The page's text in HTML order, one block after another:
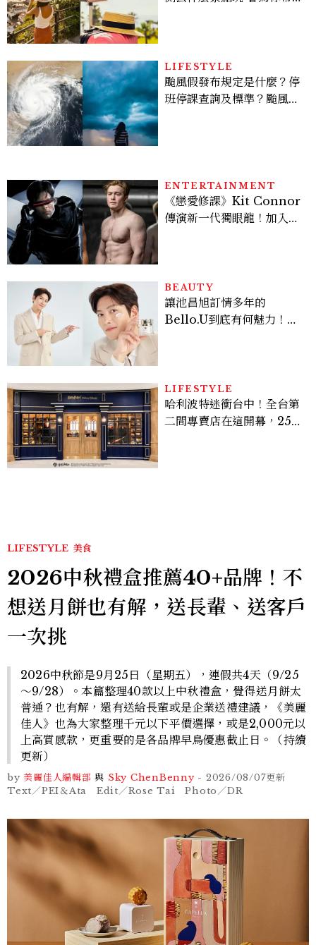
LIFESTYLE
颱風假發布規定是什麼？停
班停課查詢及標準？颱風假
ENTERTAINMENT
《戀愛修課》Kit Connor
傳演新一代獨眼龍！加入新
BEAUTY
讓池昌旭訂情多年的
Bello.U到底有何魅力！揭
倦感，超神！
LIFESTYLE
哈利波特迷衝台中！全台第
二間專賣店在這開幕，25週
LIFESTYLE 美食
2026中秋禮盒推薦40+品牌！不
想送月餅也有解，送長輩、送客戶
一次挑
2026中秋節是9月25日（星期五），連假共4天（9/25
～9/28）。本篇整理40款以上中秋禮盒，覺得送月餅太
普通？也有解，還有送給長輩或是企業送禮建議，《美麗
佳人》也為大家整理千元以下平價選擇，或是2,000元以
上高質感款，更重要的是各品牌早鳥優惠截止日。（持續
更新）
by 美麗佳人編輯部 與 Sky ChenBenny- 2026/08/07更新
Text／PEI＆Ata Edit／Rose Tai Photo／DR